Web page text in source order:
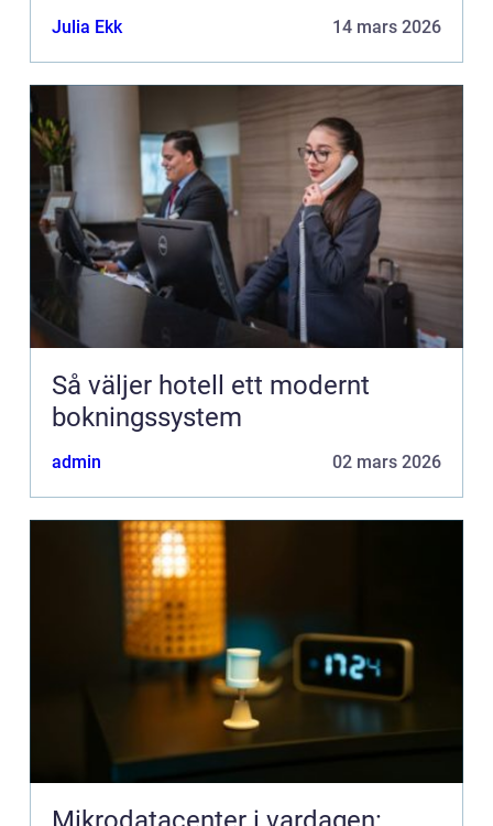
Julia Ekk 14 mars 2026
Så väljer hotell ett modernt
bokningssystem
admin 02 mars 2026